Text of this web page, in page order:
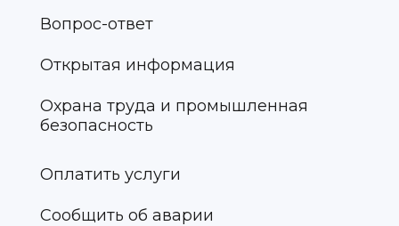
Вопрос-ответ
Открытая информация
Охрана труда и промышленная
безопасность
Оплатить услуги
Сообщить об аварии